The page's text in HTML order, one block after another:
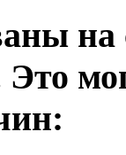
на